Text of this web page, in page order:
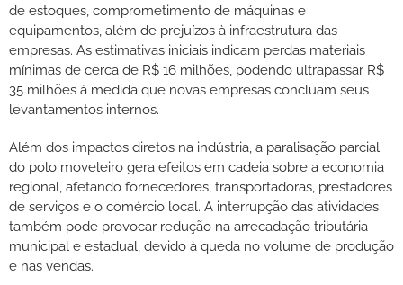
de estoques, comprometimento de máquinas e
equipamentos, além de prejuízos à infraestrutura das
empresas. As estimativas iniciais indicam perdas materiais
mínimas de cerca de R$ 16 milhões, podendo ultrapassar R$
35 milhões à medida que novas empresas concluam seus
levantamentos internos.
Além dos impactos diretos na indústria, a paralisação parcial
do polo moveleiro gera efeitos em cadeia sobre a economia
regional, afetando fornecedores, transportadoras, prestadores
de serviços e o comércio local. A interrupção das atividades
também pode provocar redução na arrecadação tributária
municipal e estadual, devido à queda no volume de produção
e nas vendas.